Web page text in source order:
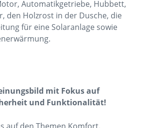
Automatikgetriebe, Hubbett,
den Holzrost in der Dusche, die
für eine Solaranlage sowie
mit Fokus auf
und Funktionalität!